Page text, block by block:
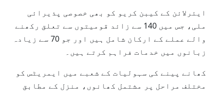
ایئرلائن کے کیبن کریو کو بھی خصوصی پذیرائی
ملی، جس میں 140 سے زائد قومیتوں سے تعلق رکھنے
والے عملے کے ارکان شامل ہیں اور جو 70 سے زیادہ
زبانوں میں خدمات فراہم کرتے ہیں۔
کھانے پینے کی سہولیات کے شعبے میں ایمریٹس کو
مختلف مراحل پر مشتمل کھانوں، منزل کے مطابق